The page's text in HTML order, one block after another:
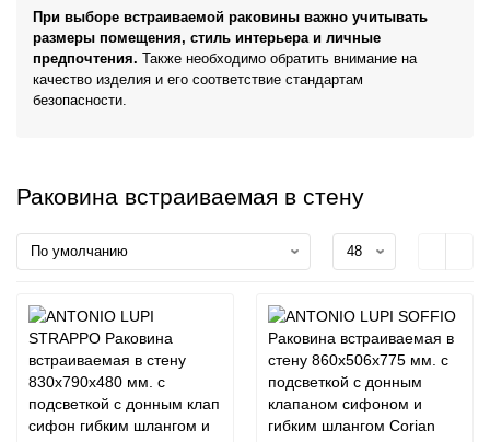
При выборе встраиваемой раковины важно учитывать
размеры помещения, стиль интерьера и личные
предпочтения. Также необходимо обратить внимание на
качество изделия и его соответствие стандартам
безопасности.
Раковина встраиваемая в стену